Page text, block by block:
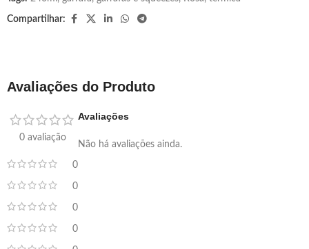
Compartilhar:
Avaliações do Produto
0 avaliação
0
0
0
0
Avaliações
Não há avaliações ainda.